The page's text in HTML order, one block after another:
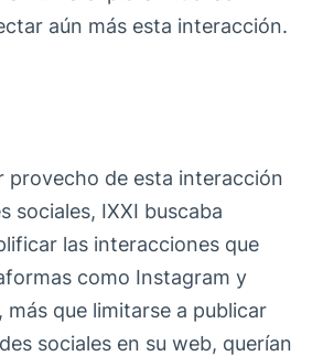
aún más esta interacción.
provecho de esta interacción
sociales, IXXI buscaba
las interacciones que
como Instagram y
más que limitarse a publicar
sociales en su web, querían